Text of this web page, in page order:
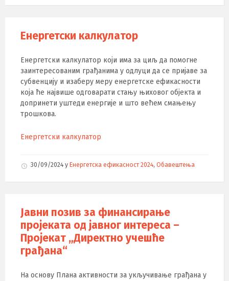
Енергетски калкулатор
Енергетски калкулатор који има за циљ да помогне
заинтересованим грађанима у одлуци да се пријаве за
субвенцију и изаберу меру енергетске ефикасности
која ће највише одговарати стању њиховог објекта и
допринети уштеди енергије и што већем смањењу
трошкова.
Енергетски калкулатор
30/09/2024 у Енергетска ефикасност 2024, Обавештења
Јавни позив за финансирање
пројеката од јавног интереса –
Пројекат „Директно учешће
грађана“
На основу Плана активности за укључивање грађана у